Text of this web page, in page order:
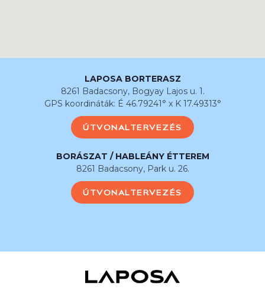
LAPOSA BORTERASZ
8261 Badacsony, Bogyay Lajos u. 1.
GPS koordináták: É 46.79241° x K 17.49313°
ÚTVONALTERVEZÉS
BORÁSZAT / HABLEÁNY ÉTTEREM
8261 Badacsony, Park u. 26.
ÚTVONALTERVEZÉS